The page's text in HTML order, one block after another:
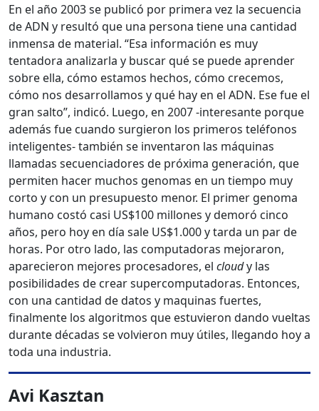
En el año 2003 se publicó por primera vez la secuencia
de ADN y resultó que una persona tiene una cantidad
inmensa de material. “Esa información es muy
tentadora analizarla y buscar qué se puede aprender
sobre ella, cómo estamos hechos, cómo crecemos,
cómo nos desarrollamos y qué hay en el ADN. Ese fue el
gran salto”, indicó. Luego, en 2007 -interesante porque
además fue cuando surgieron los primeros teléfonos
inteligentes- también se inventaron las máquinas
llamadas secuenciadores de próxima generación, que
permiten hacer muchos genomas en un tiempo muy
corto y con un presupuesto menor. El primer genoma
humano costó casi US$100 millones y demoró cinco
años, pero hoy en día sale US$1.000 y tarda un par de
horas. Por otro lado, las computadoras mejoraron,
aparecieron mejores procesadores, el cloudy las
posibilidades de crear supercomputadoras. Entonces,
con una cantidad de datos y maquinas fuertes,
finalmente los algoritmos que estuvieron dando vueltas
durante décadas se volvieron muy útiles, llegando hoy a
toda una industria.
Avi Kasztan